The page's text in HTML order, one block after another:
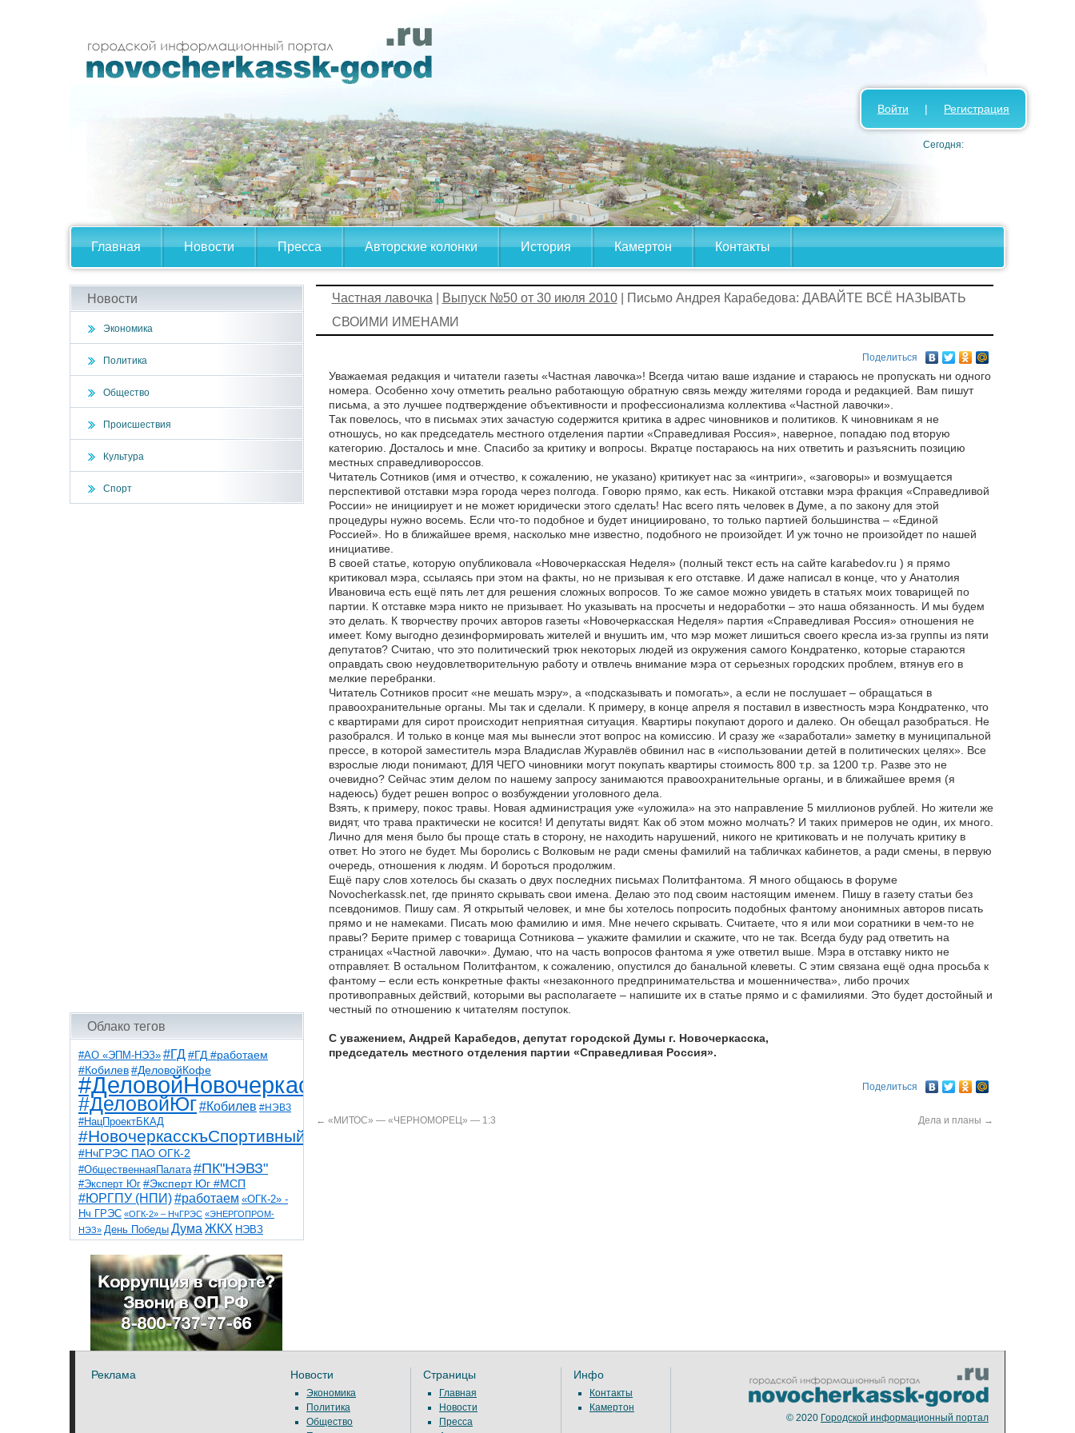
Главная Новости Пресса Авторские колонки История Камертон Контакты
Войти | Регистрация
Сегодня:
Новости
Экономика
Политика
Общество
Происшествия
Культура
Спорт
Облако тегов
#АО «ЭПМ-НЭЗ» #ГД #ГД #работаем
#Кобилев #ДеловойКофе
#ДеловойНовочеркасск
#ДеловойЮг#Кобилев #НЭВЗ
#НацПроектБКАД
#НовочеркасскъСпортивный
#НчГРЭС ПАО ОГК-2
#ОбщественнаяПалата #ПК"НЭВЗ"
#Эксперт Юг #Эксперт Юг #МСП
#ЮРГПУ (НПИ)#работаем «ОГК-2» -
Нч ГРЭС «ОГК-2» – НчГРЭС «ЭНЕРГОПРОМ-
НЭЗ» День Победы Дума ЖКХ НЭВЗ
НчГРЭС ТНТ
благоустройствоветераны выборы
детидороги казаки коррупция космос
общественная палата парк пожар роща
спорт театр транспорт художники
Частная лавочка Выпуск №50 от 30 июля 2010| Письмо Андрея Карабедова: ДАВАЙТЕ ВСЁ НАЗЫВАТЬ
СВОИМИ ИМЕНАМИ
Поделиться
Уважаемая редакция и читатели газеты «Частная лавочка»! Всегда читаю ваше издание и стараюсь не пропускать ни одного
номера. Особенно хочу отметить реально работающую обратную связь между жителями города и редакцией. Вам пишут
письма, а это лучшее подтверждение объективности и профессионализма коллектива «Частной лавочки».
Так повелось, что в письмах этих зачастую содержится критика в адрес чиновников и политиков. К чиновникам я не
отношусь, но как председатель местного отделения партии «Справедливая Россия», наверное, попадаю под вторую
категорию. Досталось и мне. Спасибо за критику и вопросы. Вкратце постараюсь на них ответить и разъяснить позицию
местных справедливороссов.
Читатель Сотников (имя и отчество, к сожалению, не указано) критикует нас за «интриги», «заговоры» и возмущается
перспективой отставки мэра города через полгода. Говорю прямо, как есть. Никакой отставки мэра фракция «Справедливой
России» не инициирует и не может юридически этого сделать! Нас всего пять человек в Думе, а по закону для этой
процедуры нужно восемь. Если что-то подобное и будет инициировано, то только партией большинства – «Единой
Россией». Но в ближайшее время, насколько мне известно, подобного не произойдет. И уж точно не произойдет по нашей
инициативе.
В своей статье, которую опубликовала «Новочеркасская Неделя» (полный текст есть на сайте karabedov.ru ) я прямо
критиковал мэра, ссылаясь при этом на факты, но не призывая к его отставке. И даже написал в конце, что у Анатолия
Ивановича есть ещё пять лет для решения сложных вопросов. То же самое можно увидеть в статьях моих товарищей по
партии. К отставке мэра никто не призывает. Но указывать на просчеты и недоработки – это наша обязанность. И мы будем
это делать. К творчеству прочих авторов газеты «Новочеркасская Неделя» партия «Справедливая Россия» отношения не
имеет. Кому выгодно дезинформировать жителей и внушить им, что мэр может лишиться своего кресла из-за группы из пяти
депутатов? Считаю, что это политический трюк некоторых людей из окружения самого Кондратенко, которые стараются
оправдать свою неудовлетворительную работу и отвлечь внимание мэра от серьезных городских проблем, втянув его в
мелкие перебранки.
Читатель Сотников просит «не мешать мэру», а «подсказывать и помогать», а если не послушает – обращаться в
правоохранительные органы. Мы так и сделали. К примеру, в конце апреля я поставил в известность мэра Кондратенко, что
с квартирами для сирот происходит неприятная ситуация. Квартиры покупают дорого и далеко. Он обещал разобраться. Не
разобрался. И только в конце мая мы вынесли этот вопрос на комиссию. И сразу же «заработали» заметку в муниципальной
прессе, в которой заместитель мэра Владислав Журавлёв обвинил нас в «использовании детей в политических целях». Все
взрослые люди понимают, ДЛЯ ЧЕГО чиновники могут покупать квартиры стоимость 800 т.р. за 1200 т.р. Разве это не
очевидно? Сейчас этим делом по нашему запросу занимаются правоохранительные органы, и в ближайшее время (я
надеюсь) будет решен вопрос о возбуждении уголовного дела.
Взять, к примеру, покос травы. Новая администрация уже «уложила» на это направление 5 миллионов рублей. Но жители же
видят, что трава практически не косится! И депутаты видят. Как об этом можно молчать? И таких примеров не один, их много.
Лично для меня было бы проще стать в сторону, не находить нарушений, никого не критиковать и не получать критику в
ответ. Но этого не будет. Мы боролись с Волковым не ради смены фамилий на табличках кабинетов, а ради смены, в первую
очередь, отношения к людям. И бороться продолжим.
Ещё пару слов хотелось бы сказать о двух последних письмах Политфантома. Я много общаюсь в форуме
Novocherkassk.net, где принято скрывать свои имена. Делаю это под своим настоящим именем. Пишу в газету статьи без
псевдонимов. Пишу сам. Я открытый человек, и мне бы хотелось попросить подобных фантому анонимных авторов писать
прямо и не намеками. Писать мою фамилию и имя. Мне нечего скрывать. Считаете, что я или мои соратники в чем-то не
правы? Берите пример с товарища Сотникова – укажите фамилии и скажите, что не так. Всегда буду рад ответить на
страницах «Частной лавочки». Думаю, что на часть вопросов фантома я уже ответил выше. Мэра в отставку никто не
отправляет. В остальном Политфантом, к сожалению, опустился до банальной клеветы. С этим связана ещё одна просьба к
фантому – если есть конкретные факты «незаконного предпринимательства и мошенничества», либо прочих
противоправных действий, которыми вы располагаете – напишите их в статье прямо и с фамилиями. Это будет достойный и
честный по отношению к читателям поступок.
С уважением, Андрей Карабедов, депутат городской Думы г. Новочеркасска,
председатель местного отделения партии «Справедливая Россия».
Поделиться
← «МИТОС» — «ЧЕРНОМОРЕЦ» — 1:3 Дела и планы →
Реклама Новости
Экономика
Политика
Общество
Страницы
Главная
Новости
Пресса
Инфо
Контакты
Камертон
© 2020 Городской информационный портал